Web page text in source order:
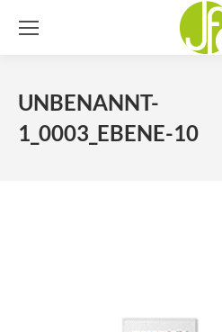
UNBENANNT-
1_0003_EBENE-10